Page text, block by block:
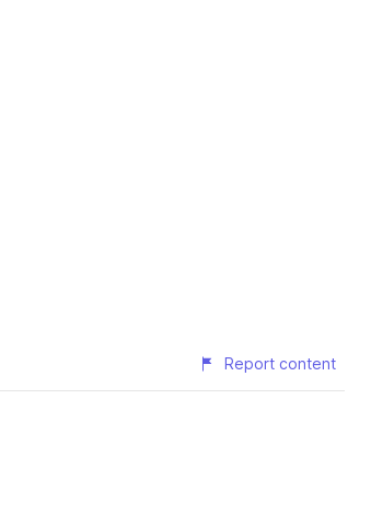
Report content